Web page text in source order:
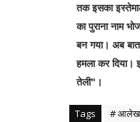
तक इसका
का पुराना नाम
बन गया। अब
हमला कर दिया।
तेली"।
Tags # आलेख